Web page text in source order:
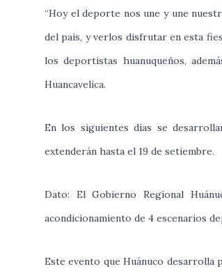
“Hoy el deporte nos une y une
del país, y verlos disfrutar en esta
los deportistas huanuqueños,
Huancavelica.
En los siguientes días se
extenderán hasta el 19 de setiembre.
Dato: El Gobierno Regional
acondicionamiento de 4 escenarios
Este evento que Huánuco